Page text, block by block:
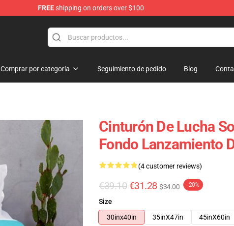
FREEshipping on orders over $100
Comprar por categoría Seguimiento de pedido Blog
Cinturón De Lucha
Fondo Lanzamiento
(4 customer reviews)
€39.10 €31.28 $34.00 -20%
Size
30inx40in
35inX47in 45inX60in